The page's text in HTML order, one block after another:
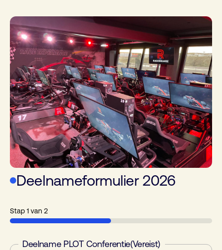
Deelnameformulier 2026
Stap 1 van 2
50%
Deelname PLOT Conferentie(Vereist)